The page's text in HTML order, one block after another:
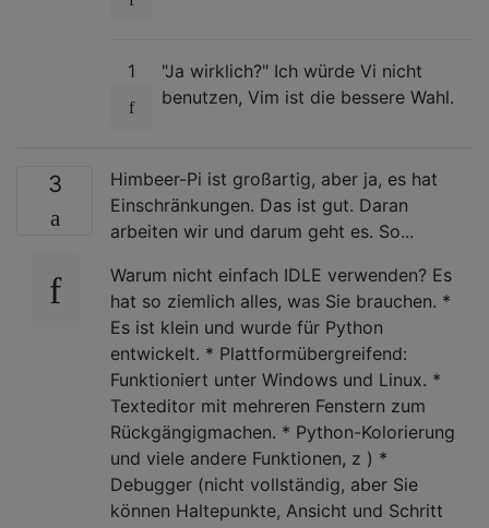
1
"Ja wirklich?" Ich würde Vi nicht
benutzen, Vim ist die bessere Wahl.
3
Himbeer-Pi ist großartig, aber ja, es hat
Einschränkungen. Das ist gut. Daran
arbeiten wir und darum geht es. So...
Warum nicht einfach IDLE verwenden? Es
hat so ziemlich alles, was Sie brauchen. *
Es ist klein und wurde für Python
entwickelt. * Plattformübergreifend:
Funktioniert unter Windows und Linux. *
Texteditor mit mehreren Fenstern zum
Rückgängigmachen. * Python-Kolorierung
und viele andere Funktionen, z ) *
Debugger (nicht vollständig, aber Sie
können Haltepunkte, Ansicht und Schritt